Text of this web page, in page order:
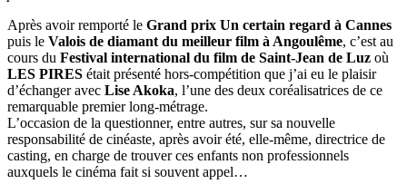
Après avoir remporté le Grand prix Un certain regard à Cannes
puis le Valois de diamant du meilleur film à Angoulême, c’est au
cours du Festival international du film de Saint-Jean de Luz où
LES PIRES était présenté hors-compétition que j’ai eu le plaisir
d’échanger avec Lise Akoka, l’une des deux coréalisatrices de ce
remarquable premier long-métrage.
L’occasion de la questionner, entre autres, sur sa nouvelle
responsabilité de cinéaste, après avoir été, elle-même, directrice de
casting, en charge de trouver ces enfants non professionnels
auxquels le cinéma fait si souvent appel…